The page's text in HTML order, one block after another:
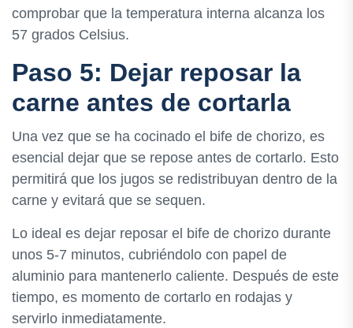
comprobar que la temperatura interna alcanza los
57 grados Celsius.
Paso 5: Dejar reposar la
carne antes de cortarla
Una vez que se ha cocinado el bife de chorizo, es
esencial dejar que se repose antes de cortarlo. Esto
permitirá que los jugos se redistribuyan dentro de la
carne y evitará que se sequen.
Lo ideal es dejar reposar el bife de chorizo durante
unos 5-7 minutos, cubriéndolo con papel de
aluminio para mantenerlo caliente. Después de este
tiempo, es momento de cortarlo en rodajas y
servirlo inmediatamente.